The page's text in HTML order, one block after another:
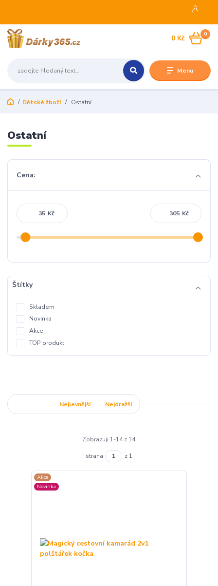
Menu
0
0 Kč
Dětské žboží Ostatní
Ostatní
Cena:
Kč Kč
Štítky
Skladem
Novinka
Akce
TOP produkt
Nejlevnější Nejdražší
Zobrazuji 1-14 z 14
strana z 1
Akce
Novinka